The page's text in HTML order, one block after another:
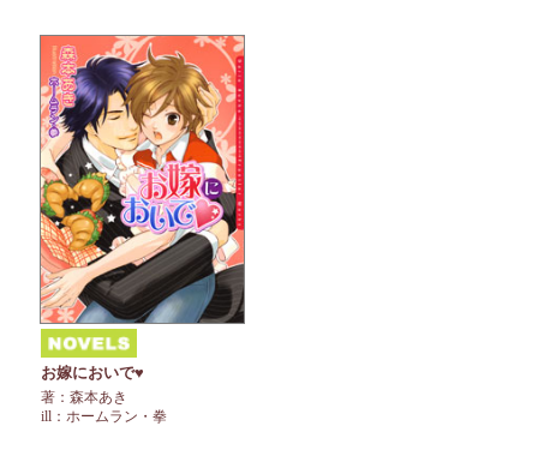
お嫁においで♥
著：森本あき
ill：ホームラン・拳